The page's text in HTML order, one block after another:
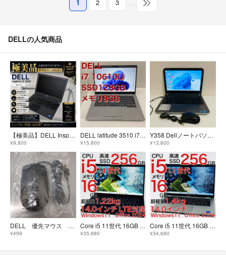
1 2 3 …
DELLの人気商品
【極美品】DELL Inspiron3583 白 AC・マウス付 動作確認済
¥9,800
DELL latitude 3510 i7 10610U メモリ8GB SSD128GB office2024
¥15,800
Y358 Dellノートパソコンi5メモリ8GタッチパネルWin11オフィス付き
¥13,800
DELL 優先マウス cn0rwn6plo3003b60392a04
¥499
Core i5 11世代 16GB SSD256GB Windows11 ノートパソコン オフィス付き 14.0インチ
¥35,880
Core i5 11世代 16GB SSD256GB Windows11 ノートパソコン オフィス付き 14.0インチ
¥34,680